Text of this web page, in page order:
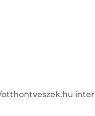
otthontveszek.hu